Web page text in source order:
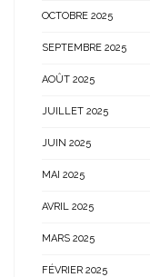
OCTOBRE 2025
SEPTEMBRE 2025
AOÛT 2025
JUILLET 2025
JUIN 2025
MAI 2025
AVRIL 2025
MARS 2025
FÉVRIER 2025